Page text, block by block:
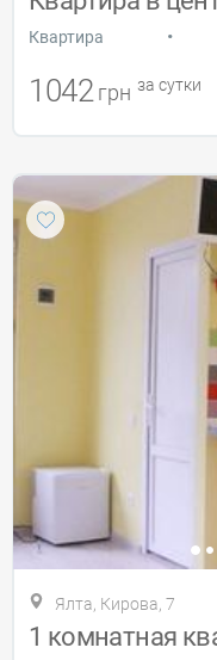
Квартира •
1042 грн за сутки
Ялта, Кирова, 7
1 комнатная